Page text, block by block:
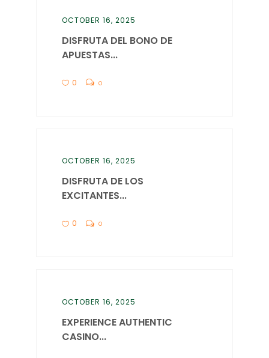
OCTOBER 16, 2025
DISFRUTA DEL BONO DE
APUESTAS...
0 0
OCTOBER 16, 2025
DISFRUTA DE LOS
EXCITANTES...
0 0
OCTOBER 16, 2025
EXPERIENCE AUTHENTIC
CASINO...